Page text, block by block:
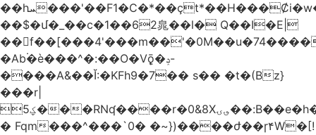
��hܚ���'��F1�C�*��ҫt*��H���Ȼi�w�_Z���aB����H
��$�մ�_��c�1��62㿡��l� Q��I�E|
�Ab۬�è���^�:��O�V݈ǭ�ݚ-
����A&��Ĭ:�KFh9�7�� s�� �t�(Bz}
���r|
ؼ5���RNʠ����r�0&8X؈ۍ��:B��e�h�h��1�F��FtÓc�LLW��5p�ZyyC�QX���v�@��0j�3��x���2���
� Fqm���^���`0� �~})����ժ��ɼ۴W�[!